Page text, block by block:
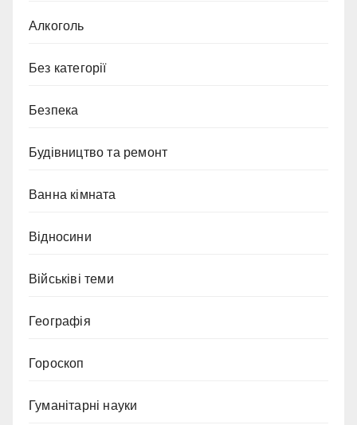
Алкоголь
Без категорії
Безпека
Будівництво та ремонт
Ванна кімната
Відносини
Військіві теми
Географія
Гороскоп
Гуманітарні науки